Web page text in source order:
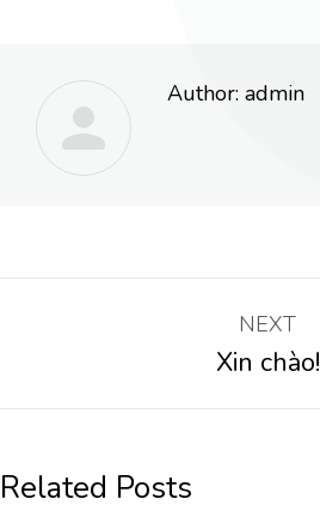
Author: admin
NEXT
Xin chào!
Related Posts